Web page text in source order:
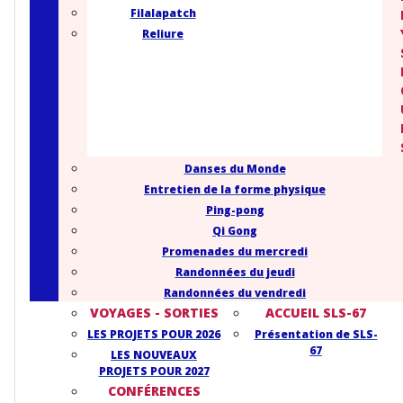
Filalapatch
Reliure
I
Danses du Monde
Entretien de la forme physique
Ping-pong
Qi Gong
Promenades du mercredi
Randonnées du jeudi
Randonnées du vendredi
VOYAGES - SORTIES
LES PROJETS POUR 2026
LES NOUVEAUX
PROJETS POUR 2027
CONFÉRENCES
ACCUEIL SLS-67
Présentation de SLS-
67